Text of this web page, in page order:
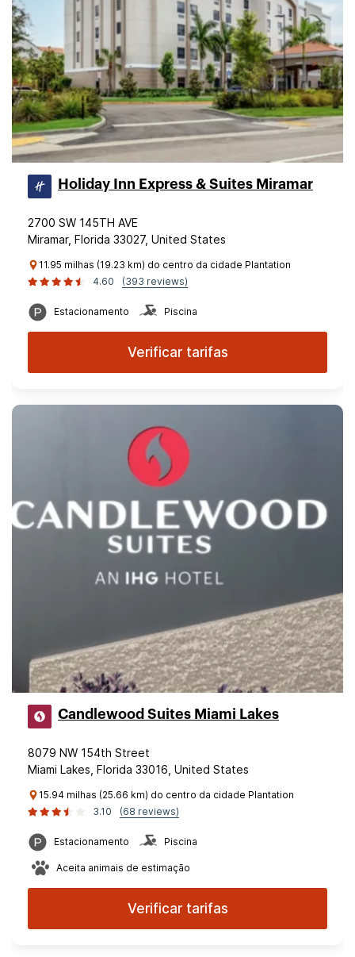
Holiday Inn Express & Suites Miramar
2700 SW 145TH AVE
Miramar, Florida 33027, United States
11.95 milhas (19.23 km) do centro da cidade Plantation
4.60
(393 reviews)
Estacionamento Piscina
Verificar tarifas
Candlewood Suites Miami Lakes
8079 NW 154th Street
Miami Lakes, Florida 33016, United States
15.94 milhas (25.66 km) do centro da cidade Plantation
3.10
(68 reviews)
Estacionamento Piscina
Aceita animais de estimação
Verificar tarifas